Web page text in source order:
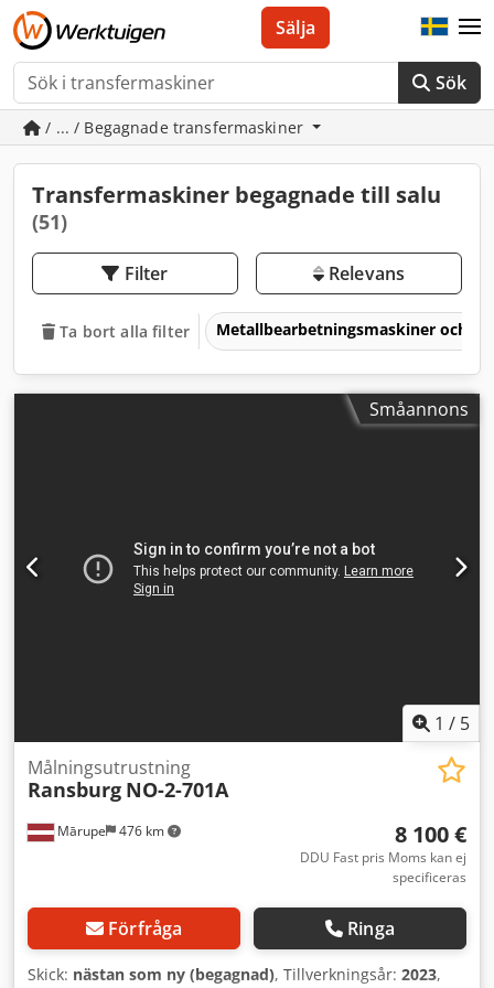
Sök
Sälja
/ ... / Begagnade transfermaskiner
Transfermaskiner begagnade till salu
(51)
Filter Relevans
Ta bort alla filter Metallbearbetningsmaskiner och
Småannons
1 / 5
Mārupe 476 km
Målningsutrustning
Ransburg NO-2-701A
8 100 €
DDU Fast pris Moms kan ej
specificeras
Förfråga Ringa
Skick: nästan som ny (begagnad), Tillverkningsår: 2023,